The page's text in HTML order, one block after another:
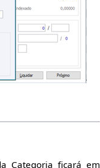
Categoria ficará em